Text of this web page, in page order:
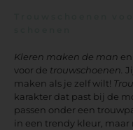
Kleren maken de man
voor de trouwschoenen.
maken als je zelf wilt! T
karakter dat past bij de
passen onder een
in een trendy kleur, maar